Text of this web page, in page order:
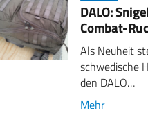
DALO:
Combat-
Als Neuheit
schwedische
den DALO…
Mehr